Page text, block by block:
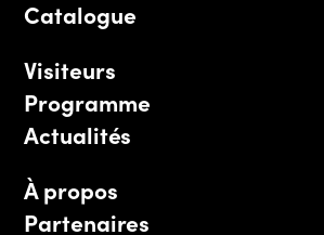
Catalogue
Visiteurs
Programme
Actualités
À propos
Partenaires